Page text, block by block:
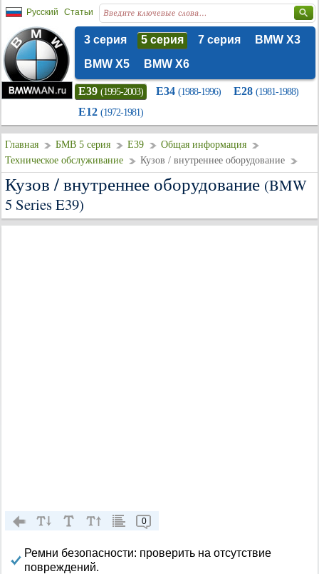
Русский Статьи
3 серия 5 серия 7 серия
BMW X3
BMW X5
BMW X6
E39 (1995-2003) E34 (1988-1996) E28 (1981-1988)
E12 (1972-1981)
Главная БМВ 5 серия E39
Общая информация
Техническое обслуживание
Кузов / внутреннее оборудование
Кузов / внутреннее оборудование (BMW
5 Series E39)
0
Ремни безопасности: проверить на отсутствие
повреждений.